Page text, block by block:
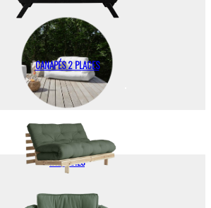
FAUTEUILS
CANAPÉS 2 PLACES